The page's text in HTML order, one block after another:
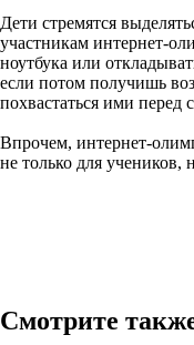
Дети стремятся
участникам интернет-
ноутбука или
если потом получишь
похвастаться ими перед
Впрочем, интернет-
не только для учеников,
Смотрите